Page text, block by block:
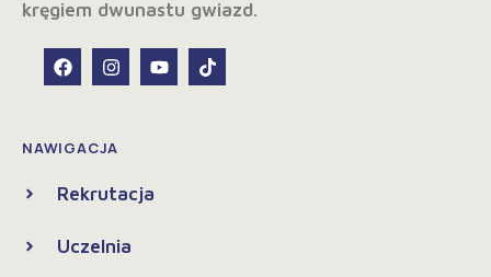
NAWIGACJA
Rekrutacja
Uczelnia